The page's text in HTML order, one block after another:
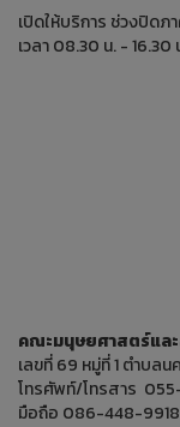
เปิดให้บริการ ช่วงปิดภ
เวลา 08.30 น. -
คณะมนุษยศาสตร์แล
เลขที่ 69 หมู่ที่ 1 ตำบล
โทรศัพท์/โทรสาร
มือถือ 086-448-9918